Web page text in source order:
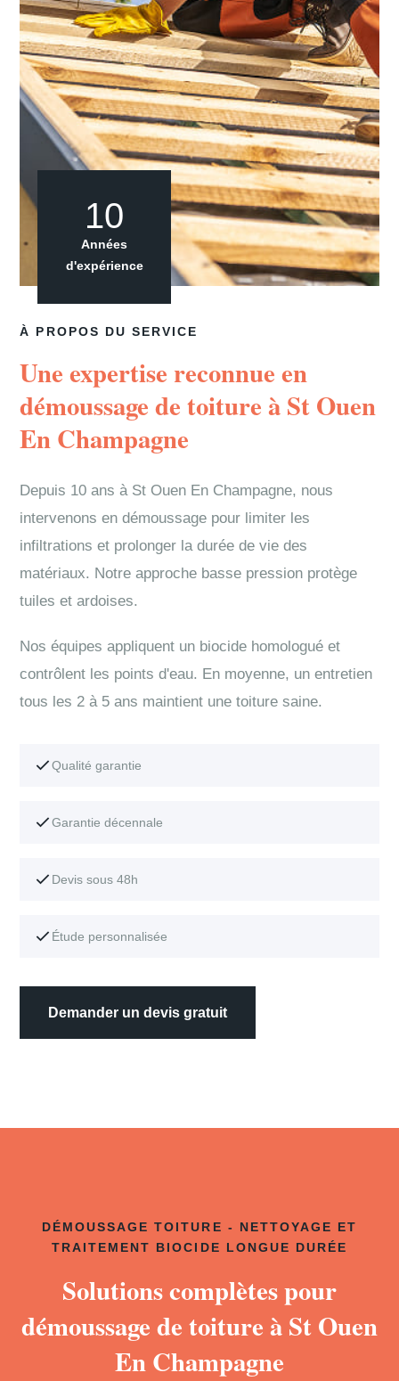
À PROPOS DU SERVICE
Une expertise reconnue en
démoussage de toiture à St Ouen
En Champagne
Depuis 10 ans à St Ouen En Champagne, nous
intervenons en démoussage pour limiter les
infiltrations et prolonger la durée de vie des
matériaux. Notre approche basse pression protège
tuiles et ardoises.
Nos équipes appliquent un biocide homologué et
contrôlent les points d'eau. En moyenne, un entretien
tous les 2 à 5 ans maintient une toiture saine.
Qualité garantie
Garantie décennale
Devis sous 48h
Étude personnalisée
Demander un devis gratuit
10
Années
d'expérience
DÉMOUSSAGE TOITURE - NETTOYAGE ET
TRAITEMENT BIOCIDE LONGUE DURÉE
Solutions complètes pour
démoussage de toiture à St Ouen
En Champagne